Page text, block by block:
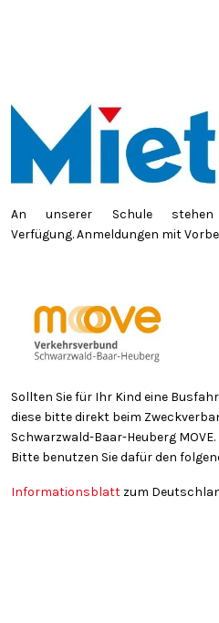
An unserer Schule stehen
Verfügung. Anmeldungen mit
Sollten Sie für Ihr Kind eine
diese bitte direkt beim
Schwarzwald-Baar-Heuberg MOVE.
Bitte benutzen Sie dafür den
Informationsblatt zum